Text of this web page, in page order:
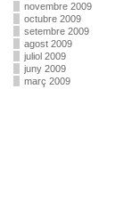
novembre 2009
octubre 2009
setembre 2009
agost 2009
juliol 2009
juny 2009
març 2009